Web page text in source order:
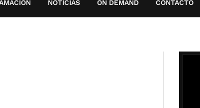
NOTICIAS ON DEMAND CONTACTO